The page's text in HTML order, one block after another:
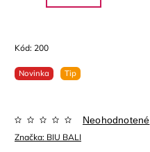
Kód: 200
Novinka Tip
Značka: BIU BALI
Neohodnotené